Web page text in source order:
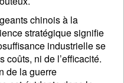
chinois à la
stratégique signifie
industrielle se
coûts, ni de l’efficacité.
de la guerre